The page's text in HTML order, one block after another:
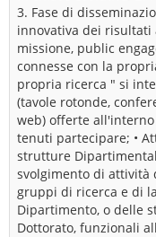
3. Fase di
innovativa dei risultati
missione, public
connesse con la
propria ricerca " si
(tavole rotonde,
web) offerte
tenuti partecipare; •
strutture
svolgimento di attività
gruppi di ricerca e di
Dipartimento, o delle
Dottorato, funzionali